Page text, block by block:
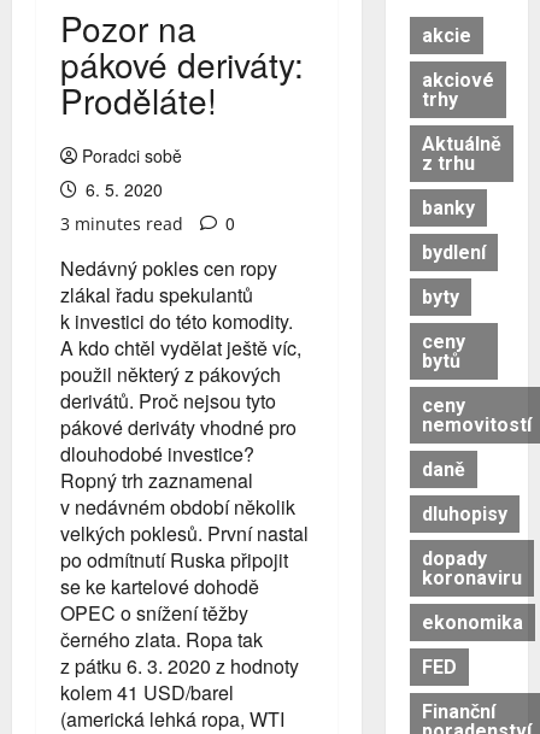
Pozor na
pákové deriváty:
Proděláte!
Poradci sobě
6. 5. 2020
3 minutes read 0
Nedávný pokles cen ropy
zlákal řadu spekulantů
k investici do této komodity.
A kdo chtěl vydělat ještě víc,
použil některý z pákových
derivátů. Proč nejsou tyto
pákové deriváty vhodné pro
dlouhodobé investice?
Ropný trh zaznamenal
v nedávném období několik
velkých poklesů. První nastal
po odmítnutí Ruska připojit
se ke kartelové dohodě
OPEC o snížení těžby
černého zlata. Ropa tak
z pátku 6. 3. 2020 z hodnoty
kolem 41 USD/barel
(americká lehká ropa, WTI
akcie
akciové
trhy
Aktuálně
z trhu
banky
bydlení
byty
ceny
bytů
ceny
nemovitostí
daně
dluhopisy
dopady
koronaviru
ekonomika
FED
Finanční